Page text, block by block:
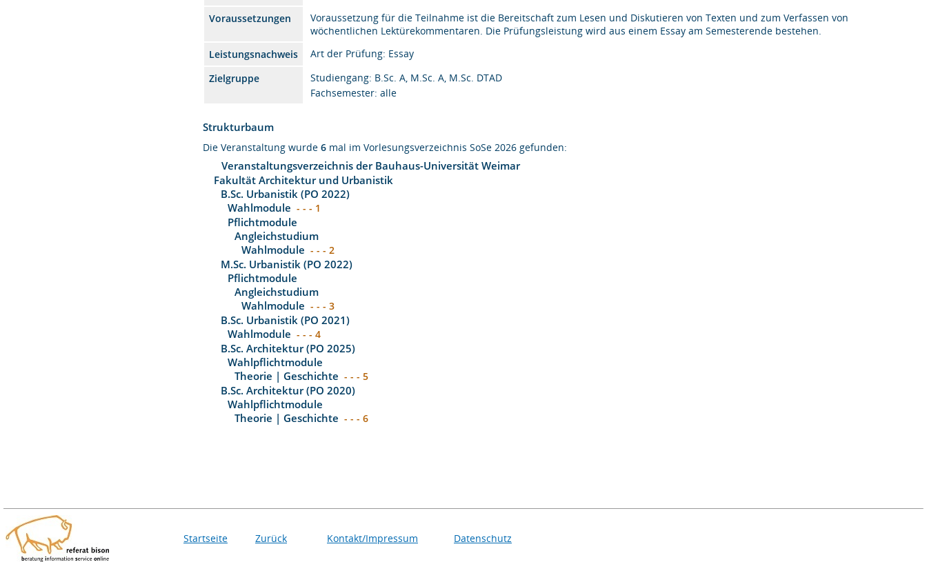
Voraussetzungen
Voraussetzung für die Teilnahme ist die Bereitschaft zum Lesen und Diskutieren von Texten und zum Verfassen von
wöchentlichen Lektürekommentaren. Die Prüfungsleistung wird aus einem Essay am Semesterende bestehen.
Leistungsnachweis
Art der Prüfung: Essay
Zielgruppe
Studiengang: B.Sc. A, M.Sc. A, M.Sc. DTAD
Fachsemester: alle
Strukturbaum
Die Veranstaltung wurde6 mal im Vorlesungsverzeichnis SoSe 2026 gefunden:
Veranstaltungsverzeichnis der Bauhaus-Universität Weimar
Fakultät Architektur und Urbanistik
B.Sc. Urbanistik (PO 2022)
Wahlmodule - - - 1
Pflichtmodule
Angleichstudium
Wahlmodule - - - 2
M.Sc. Urbanistik (PO 2022)
Pflichtmodule
Angleichstudium
Wahlmodule - - - 3
B.Sc. Urbanistik (PO 2021)
Wahlmodule - - - 4
B.Sc. Architektur (PO 2025)
Wahlpflichtmodule
Theorie | Geschichte - - - 5
B.Sc. Architektur (PO 2020)
Wahlpflichtmodule
Theorie | Geschichte - - - 6
Startseite Zurück Kontakt/Impressum Datenschutz